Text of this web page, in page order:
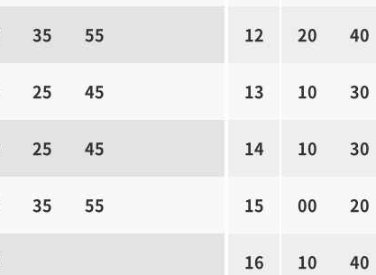
35 55
25 45
25 45
35 55
12 20 40
13 10 30
14 10 30
15 00 20
16 10 40